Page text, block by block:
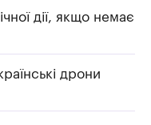
дії, якщо немає
дрони